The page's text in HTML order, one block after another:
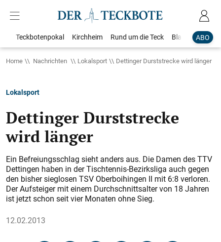
ABO
Teckbotenpokal Kirchheim Rund um die Teck Blaulicht
Home Nachrichten Lokalsport Dettinger Durststrecke wird länger
Lokalsport
Dettinger Durststrecke
wird länger
Ein Befreiungsschlag sieht anders aus. Die Damen des TTV
Dettingen haben in der Tischtennis-Bezirksliga auch gegen
den bisher sieglosen TSV Oberboihingen II mit 6:8 verloren.
Der Aufsteiger mit einem Durchschnittsalter von 18 Jahren
ist jetzt schon seit vier Monaten ohne Sieg.
12.02.2013